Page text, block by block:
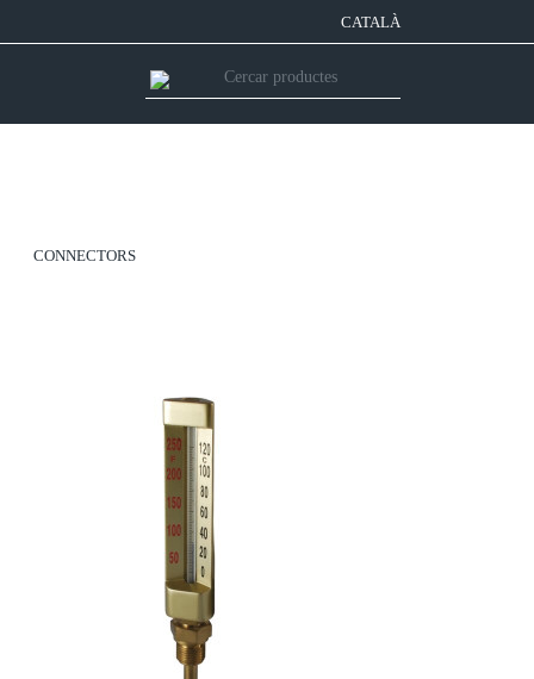
CATALÀ
CONNECTORS